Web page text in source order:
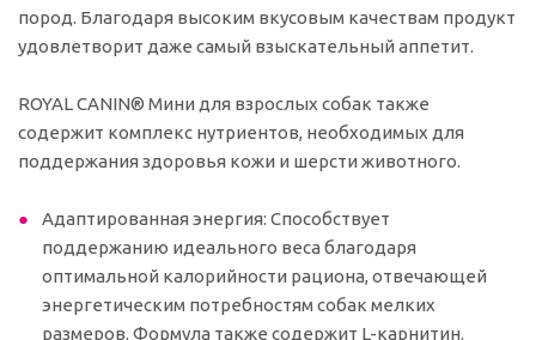
пород. Благодаря высоким вкусовым качествам продукт
удовлетворит даже самый взыскательный аппетит.
ROYAL CANIN® Мини для взрослых собак также
содержит комплекс нутриентов, необходимых для
поддержания здоровья кожи и шерсти животного.
Адаптированная энергия: Способствует
поддержанию идеального веса благодаря
оптимальной калорийности рациона, отвечающей
энергетическим потребностям собак мелких
размеров. Формула также содержит L-карнитин.